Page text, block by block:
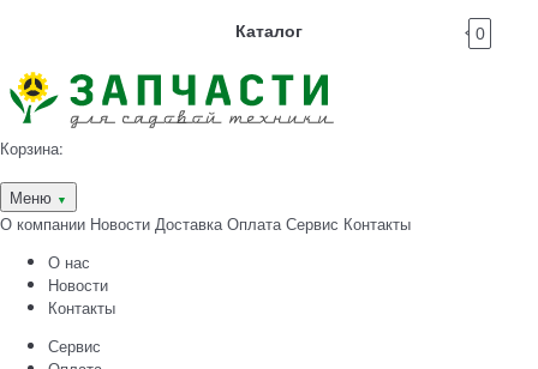
Каталог 0
Корзина:
Меню ▼
О компании Новости Доставка Оплата Сервис Контакты
О нас
Новости
Контакты
Сервис